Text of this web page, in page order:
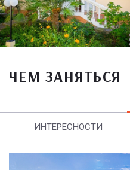
ЧЕМ ЗАНЯТЬСЯ
ИНТЕРЕСНОСТИ